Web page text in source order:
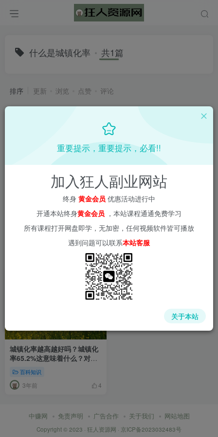
什么是城镇化率 共1篇
排序 更新 浏览 点赞 评论
城镇化率越高越好吗？城镇化
率65.2%这意味着什么？对我
们老百姓有影响吗？
百科知识
3年前 4
中赚网 免责声明 广告合作 关于我们 网站地图
Copyright © 2023 · 狂人资源网 · 京ICP备2023032483号
重要提示，重要提示，必看!!
加入狂人副业网站
终身 黄金会员 优惠活动进行中
开通本站终身黄金会员 ，本站课程通通免费学习
所有课程打开网盘即学，无加密，任何视频软件皆可播放
遇到问题可以联系本站客服
关于本站